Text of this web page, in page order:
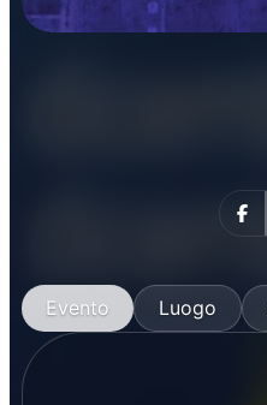
Evento Luogo